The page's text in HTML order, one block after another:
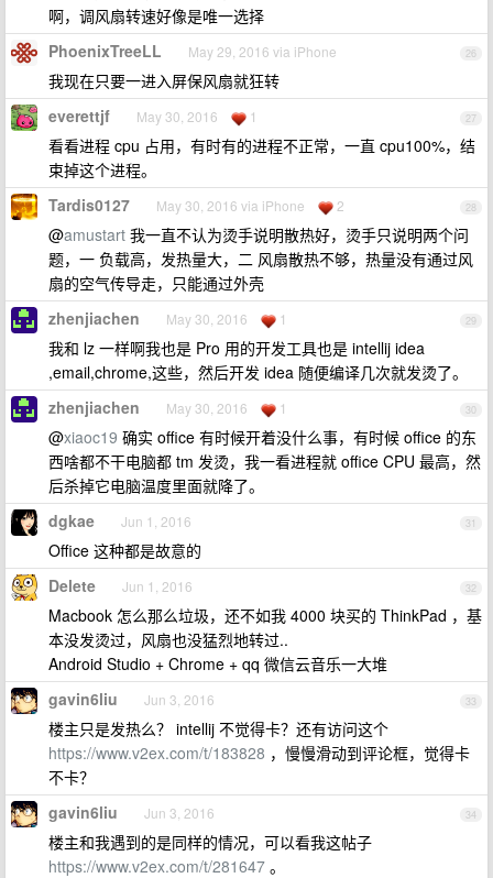
啊，调风扇转速好像是唯一选择
26
PhoenixTreeLL May 29, 2016 via iPhone
我现在只要一进入屏保风扇就狂转
27
everettjf May 30, 2016 1
看看进程 cpu 占用，有时有的进程不正常，一直 cpu100%，结
束掉这个进程。
28
Tardis0127 May 30, 2016 via iPhone 2
@amustart 我一直不认为烫手说明散热好，烫手只说明两个问
题，一 负载高，发热量大，二 风扇散热不够，热量没有通过风
扇的空气传导走，只能通过外壳
29
zhenjiachen May 30, 2016 1
我和 lz 一样啊我也是 Pro 用的开发工具也是 intellij idea
,email,chrome,这些，然后开发 idea 随便编译几次就发烫了。
30
zhenjiachen May 30, 2016 1
@xiaoc19 确实 office 有时候开着没什么事，有时候 office 的东
西啥都不干电脑都 tm 发烫，我一看进程就 office CPU 最高，然
后杀掉它电脑温度里面就降了。
31
dgkae Jun 1, 2016
Office 这种都是故意的
32
Delete Jun 1, 2016
Macbook 怎么那么垃圾，还不如我 4000 块买的 ThinkPad ，基
本没发烫过，风扇也没猛烈地转过..
Android Studio + Chrome + qq 微信云音乐一大堆
33
gavin6liu Jun 3, 2016
楼主只是发热么？ intellij 不觉得卡？还有访问这个
https://www.v2ex.com/t/183828 ，慢慢滑动到评论框，觉得卡
不卡？
34
gavin6liu Jun 3, 2016
楼主和我遇到的是同样的情况，可以看我这帖子
https://www.v2ex.com/t/281647 。